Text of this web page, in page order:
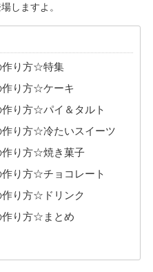
しますよ。
作り方☆特集
作り方☆ケーキ
り方☆パイ＆タルト
作り方☆冷たいスイーツ
作り方☆焼き菓子
り方☆チョコレート
作り方☆ドリンク
作り方☆まとめ